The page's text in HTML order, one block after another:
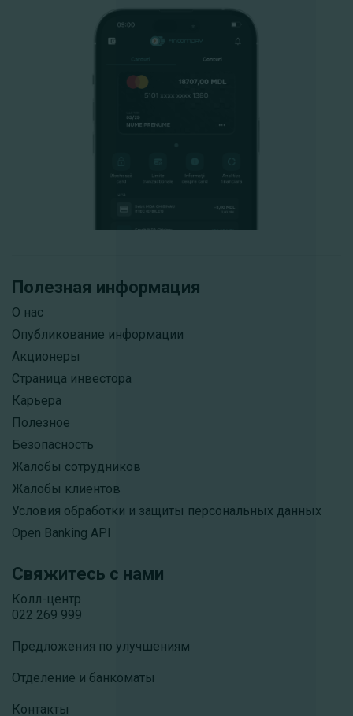
Полезная информация
О нас
Опубликование информации
Акционеры
Страница инвестора
Карьера
Полезное
Безопасность
Жалобы сотрудников
Жалобы клиентов
Условия обработки и защиты персональных данных
Open Banking API
Свяжитесь с нами
Колл-центр
022 269 999
Предложения по улучшениям
Отделение и банкоматы
Контакты